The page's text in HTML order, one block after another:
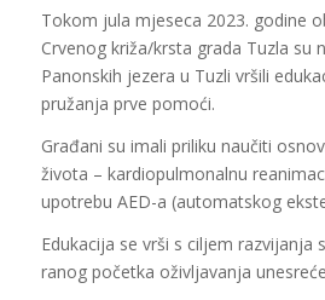
Tokom jula mjeseca 2023. godine
Crvenog križa/krsta grada Tuzla su
Panonskih jezera u Tuzli vršili
pružanja prve pomoći.
Građani su imali priliku naučiti
života – kardiopulmonalnu
upotrebu AED-a (automatskog
Edukacija se vrši s ciljem razvijanja
ranog početka oživljavanja